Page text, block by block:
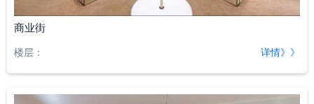
商业街
楼层： 详情》》